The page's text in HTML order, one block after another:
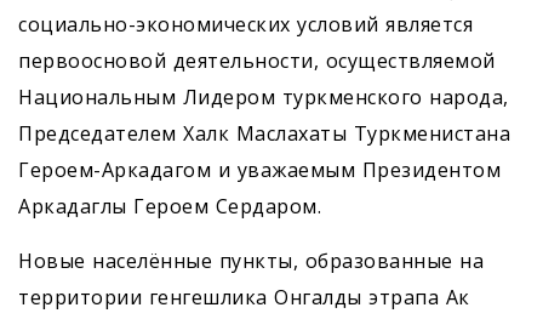
социально-экономических условий является
первоосновой деятельности, осуществляемой
Нацио­нальным Лидером туркменского народа,
Председателем Халк Маслахаты Туркменистана
Героем-Аркадагом и уважаемым Президентом
Аркадаглы Героем Сердаром.
Новые населённые пункты, образованные на
территории генгешлика Онгалды этрапа Ак